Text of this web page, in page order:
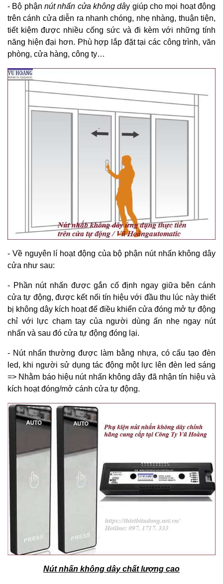
- Bộ phận nút nhấn cửa không dây giúp cho mọi hoạt động
trên cánh cửa diễn ra nhanh chóng, nhẹ nhàng, thuận tiện,
tiết kiệm được nhiều cống sức và đi kèm với những tính
năng hiện đại hơn. Phù hợp lắp đặt tại các công trình, văn
phòng, cửa hàng, công ty…
- Về nguyên lí hoạt động của bộ phận nút nhấn không dây
cửa như sau:
- Phần nút nhấn được gắn cố định ngay giữa bên cánh
cửa tự động, được kết nối tín hiệu với đầu thu lúc này thiết
bị không dây kích hoạt để điều khiển cửa đóng mở tự động
chỉ với lực chạm tay của người dùng ấn nhẹ ngay nút
nhấn và sau đó cửa tự động đóng lại.
- Nút nhấn thường được làm bằng nhựa, có cấu tạo đèn
led, khi người sử dụng tác động một lực lên đèn led sáng
=> Nhằm báo hiệu nút nhấn không dây đã nhận tín hiệu và
kích hoạt đóng/mở cánh cửa tự động.
Nút nhấn không dây chất lượng cao